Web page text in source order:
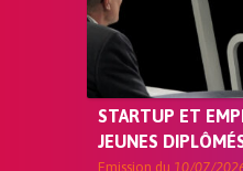
STARTUP ET
JEUNES
Emission du 10/07/